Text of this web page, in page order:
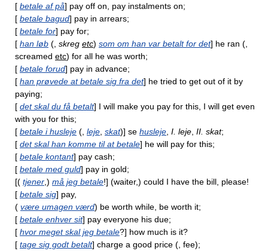
[ betale af på] pay off on, pay instalments on;
[ betale bagud] pay in arrears;
[ betale for] pay for;
[ han løb (, skreg etc) som om han var betalt for det] he ran (,
screamed etc) for all he was worth;
[ betale forud] pay in advance;
[ han prøvede at betale sig fra det] he tried to get out of it by
paying;
[ det skal du få betalt] I will make you pay for this, I will get even
with you for this;
[ betale i husleje (, leje skat)] se husleje I. leje II. skat;
[ det skal han komme til at betale] he will pay for this;
[ betale kontant] pay cash;
[ betale med guld] pay in gold;
[( tjener ,) må jeg betale!] (waiter,) could I have the bill, please!
[ betale sig] pay,
( være umagen værd) be worth while, be worth it;
[ betale enhver sit] pay everyone his due;
[ hvor meget skal jeg betale?] how much is it?
[ tage sig godt betalt] charge a good price (, fee);